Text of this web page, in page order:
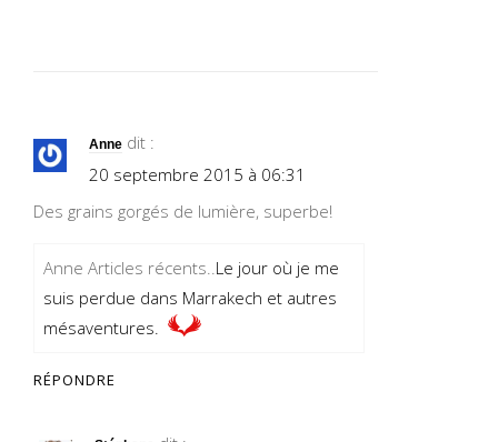
Anne dit :
20 septembre 2015 à 06:31
Des grains gorgés de lumière, superbe!
Anne Articles récents..Le jour où je me
suis perdue dans Marrakech et autres
mésaventures.
RÉPONDRE